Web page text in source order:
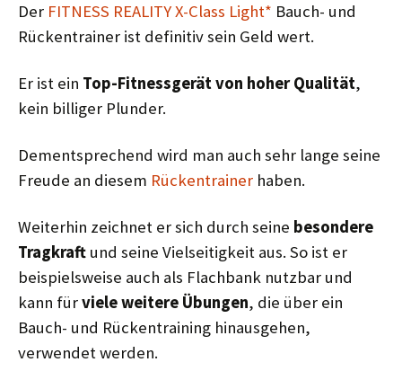
Der FITNESS REALITY X-Class Light* Bauch- und
Rückentrainer ist definitiv sein Geld wert.
Er ist ein Top-Fitnessgerät von hoher Qualität,
kein billiger Plunder.
Dementsprechend wird man auch sehr lange seine
Freude an diesem Rückentrainer haben.
Weiterhin zeichnet er sich durch seine besondere
Tragkraft und seine Vielseitigkeit aus. So ist er
beispielsweise auch als Flachbank nutzbar und
kann fürviele weitere Übungen, die über ein
Bauch- und Rückentraining hinausgehen,
verwendet werden.